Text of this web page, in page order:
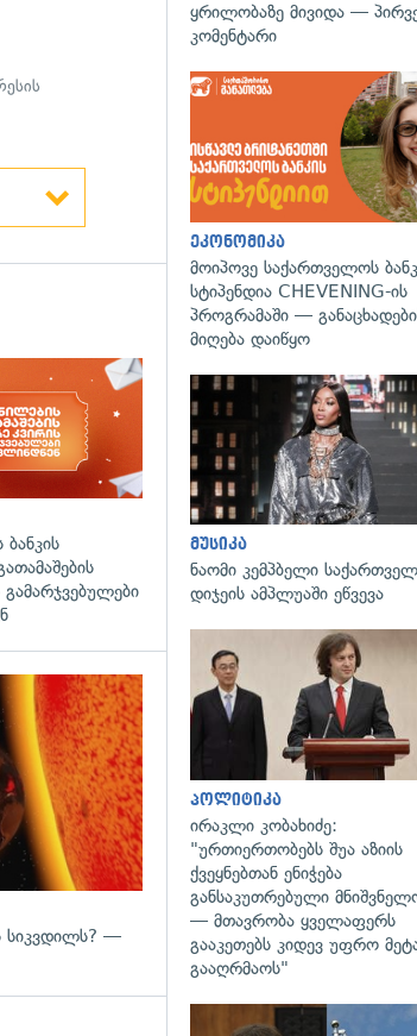
გადახედვა
სიკვდილს? —
ყრილობაზე მივიდა —
კომენტარი
ეკონომიკა
მოიპოვე საქართველოს
სტიპენდია CHEVENING-ის
პროგრამაში —
მიღება დაიწყო
მუსიკა
ნაომი კემპბელი
დიჯეის ამპლუაში ეწვევა
პოლიტიკა
ირაკლი კობახიძე:
"ურთიერთობებს შუა აზიის
ქვეყნებთან ენიჭება
განსაკუთრებული
— მთავრობა ყველაფერს
გააკეთებს კიდევ უფრო
გააღრმაოს"